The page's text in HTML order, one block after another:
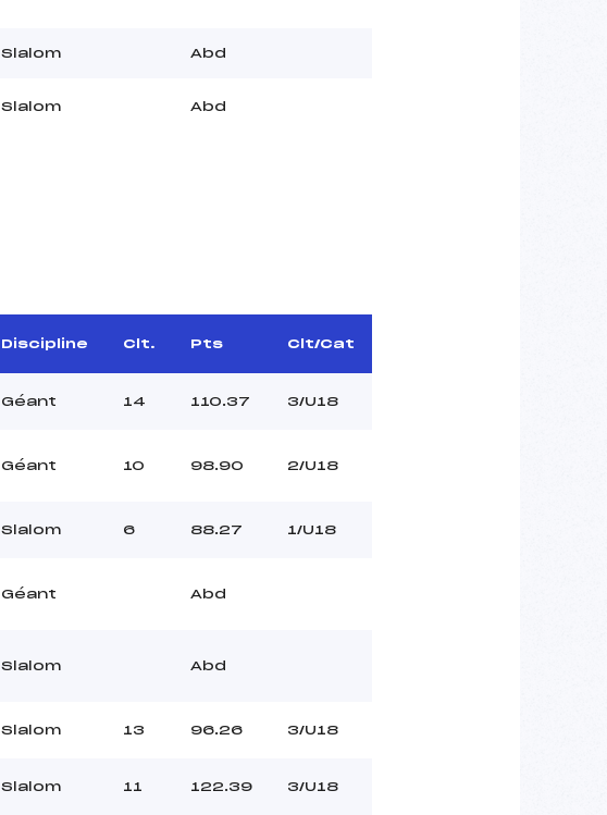
Slalom Abd
Slalom Abd
Discipline Clt. Pts Clt/Cat
Géant 14 110.37 3/U18
Géant 10 98.90 2/U18
Slalom 6 88.27 1/U18
Géant Abd
Slalom Abd
Slalom 13 96.26 3/U18
Slalom 11 122.39 3/U18